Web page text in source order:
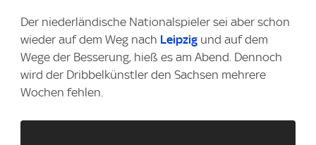
Der niederländische Nationalspieler sei aber schon
wieder auf dem Weg nach Leipzig und auf dem
Wege der Besserung, hieß es am Abend. Dennoch
wird der Dribbelkünstler den Sachsen mehrere
Wochen fehlen.